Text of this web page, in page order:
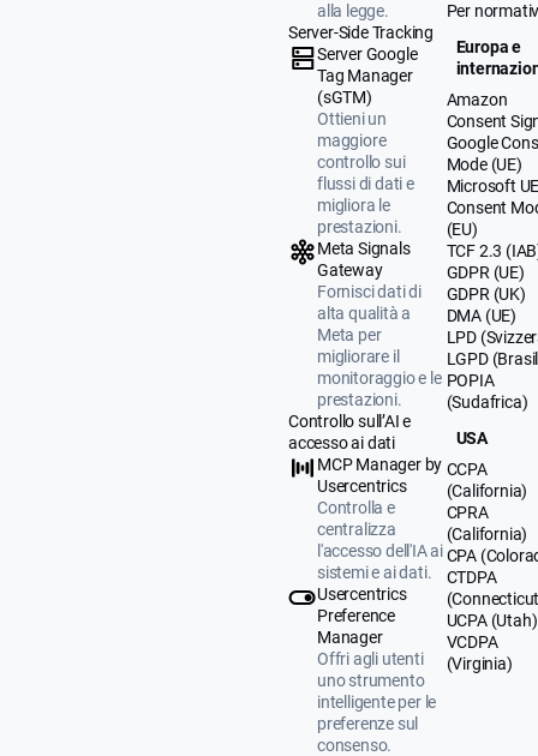
alla legge.
Server-Side Tracking
Server Google
Tag Manager
(sGTM)
Ottieni un
maggiore
controllo sui
flussi di dati e
migliora le
prestazioni.
Meta Signals
Gateway
Fornisci dati di
alta qualità a
Meta per
migliorare il
monitoraggio e le
prestazioni.
Controllo sull’AI e
accesso ai dati
MCP Manager by
Usercentrics
Controlla e
centralizza
l'accesso dell'IA ai
sistemi e ai dati.
Usercentrics
Preference
Manager
Offri agli utenti
uno strumento
intelligente per le
preferenze sul
consenso.
Per
Europa e
Amazon
Consent
Google
Mode (UE)
Microsoft
Consent
(EU)
TCF 2.3
GDPR (UE)
GDPR (UK)
DMA (UE)
LPD
LGPD
POPIA
(Sudafrica)
USA
CCPA
(California)
CPRA
(California)
CPA
CTDPA
UCPA (Utah)
VCDPA
(Virginia)